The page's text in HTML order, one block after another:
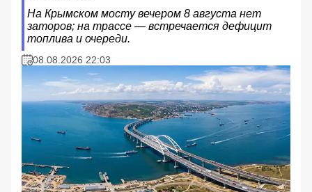
На Крымском мосту вечером 8 августа нет
заторов; на трассе — встречается дефицит
топлива и очереди.
08.08.2026 22:03